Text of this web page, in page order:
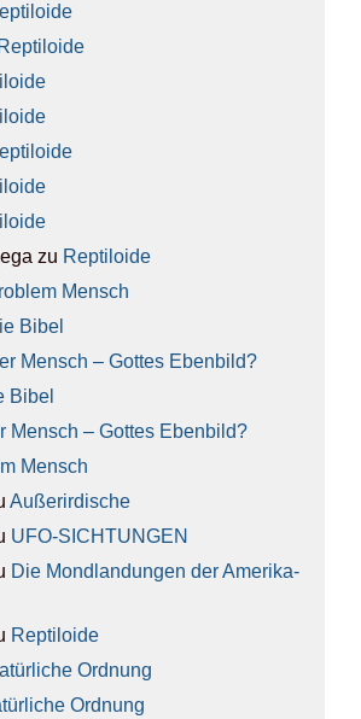
Rep­ti­lo­ide
zu Rep­ti­lo­ide
Mensch
Bibel
Mensch – Got­tes Eben­bild?
Bibel
Mensch – Got­tes Eben­bild?
Mensch
Außer­ir­di­sche
UFO-SICH­TUN­GEN
Die Mond­lan­dun­gen der Ame­ri­ka­
Rep­ti­lo­ide
Ord­nung
Ord­nung